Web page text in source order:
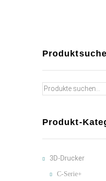
Produktsuche
Suche
Produkt-
3D-Drucker
C-Serie+